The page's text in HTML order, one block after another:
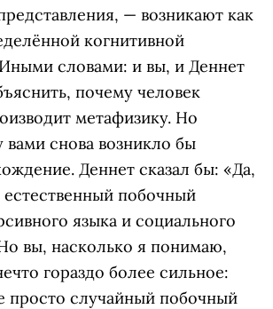
— возникают как
когнитивной
словами: и вы, и Деннет
почему человек
метафизику. Но
снова возникло бы
Деннет сказал бы: «Да,
побочный
языка и социального
вы, насколько я понимаю,
гораздо более сильное:
просто случайный побочный